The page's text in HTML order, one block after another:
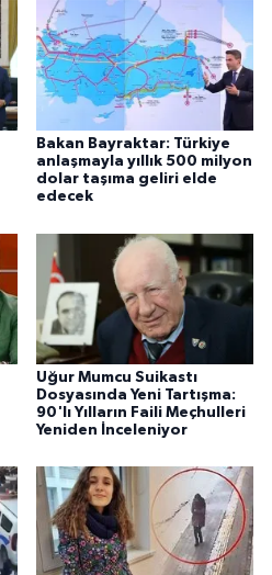
Bakan Bayraktar: Türkiye
anlaşmayla yıllık 500 milyon
dolar taşıma geliri elde
edecek
Uğur Mumcu Suikastı
Dosyasında Yeni Tartışma:
90'lı Yılların Faili Meçhulleri
Yeniden İnceleniyor